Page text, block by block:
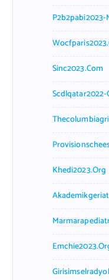
Sinc2023.com
Khedi2023.org